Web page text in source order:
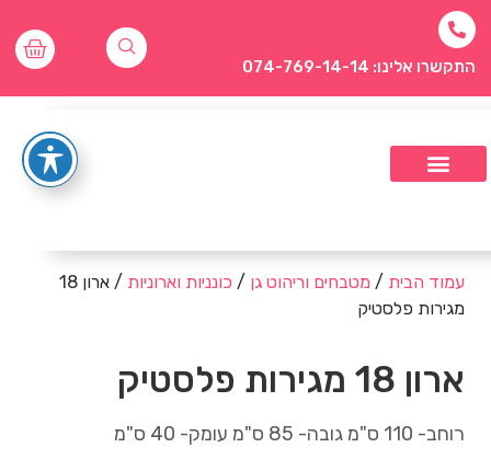
התקשרו אלינו: 074-769-14-14
עמוד הבית / מטבחים וריהוט גן / כונניות וארוניות
/ ארון 18
מגירות פלסטיק
ארון 18 מגירות פלסטיק
רוחב- 110 ס"מ גובה- 85 ס"מ עומק- 40 ס"מ